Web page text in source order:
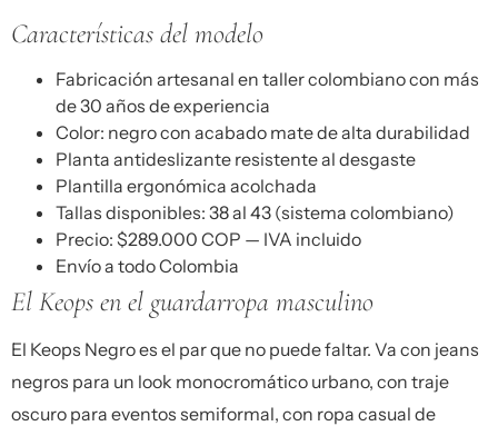
Características del modelo
Fabricación artesanal en taller colombiano con más
de 30 años de experiencia
Color: negro con acabado mate de alta durabilidad
Planta antideslizante resistente al desgaste
Plantilla ergonómica acolchada
Tallas disponibles: 38 al 43 (sistema colombiano)
Precio: $289.000 COP — IVA incluido
Envío a todo Colombia
El Keops en el guardarropa masculino
El Keops Negro es el par que no puede faltar. Va con jeans
negros para un look monocromático urbano, con traje
oscuro para eventos semiformal, con ropa casual de